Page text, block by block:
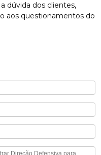
dúvida dos clientes,
aos questionamentos do